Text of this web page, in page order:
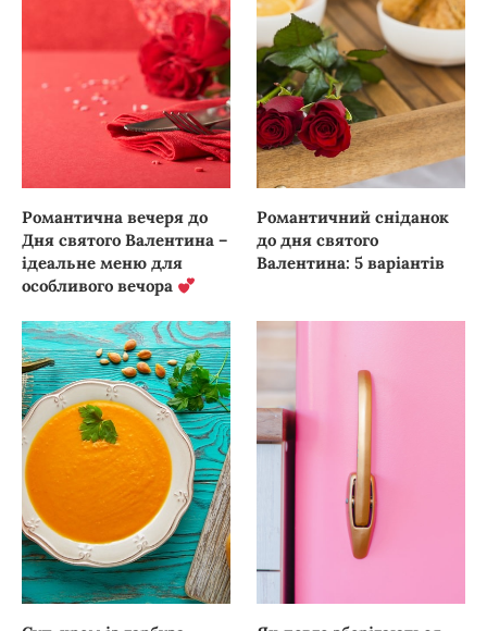
Романтична вечеря до
Дня святого Валентина –
ідеальне меню для
особливого вечора
Романтичний сніданок
до дня святого
Валентина: 5 варіантів